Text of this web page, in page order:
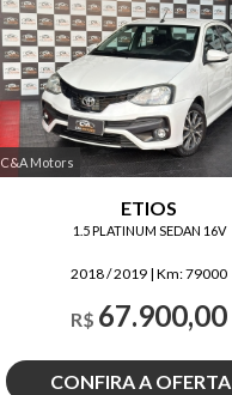
C&A Motors
ETIOS
1.5 PLATINUM SEDAN 16V
2018 / 2019 |Km:79000
R$ 67.900,00
CONFIRA A OFERTA